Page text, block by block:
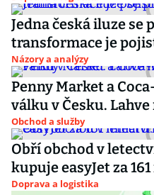
Jedna česká iluze se
transformace je
Názory a analýzy
Penny Market a
válku v Česku.
Obchod a služby
Obří obchod v
kupuje easyJet za
Doprava a logistika